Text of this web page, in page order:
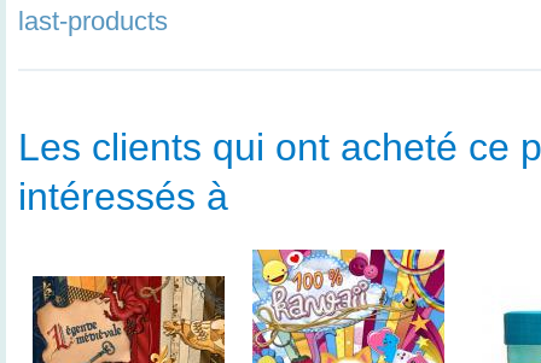
last-products
Les clients qui ont acheté ce
intéressés à